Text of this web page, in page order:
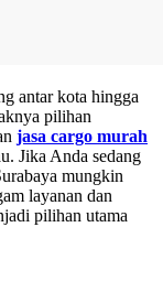
antar kota hingga
pilihan
jasa cargo murah
Jika Anda sedang
mungkin
layanan dan
pilihan utama